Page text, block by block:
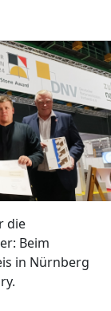
die
Beim
in Nürnberg